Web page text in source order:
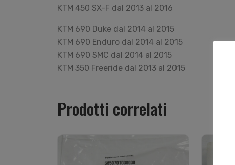
KTM 450 SX-F dal 2013 al 2016
KTM 690 Duke dal 2014 al 2015
KTM 690 Enduro dal 2014 al 2015
KTM 690 SMC dal 2014 al 2015
KTM 350 Freeride dal 2013 al 2015
Prodotti correlati